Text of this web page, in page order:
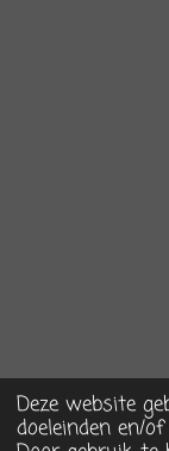
Deze website
doeleinden en/